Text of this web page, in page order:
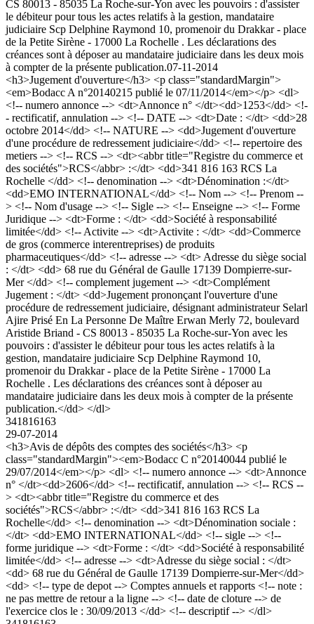
CS 80013 - 85035 La Roche-sur-Yon avec les pouvoirs : d'assister
le débiteur pour tous les actes relatifs à la gestion, mandataire
judiciaire Scp Delphine Raymond 10, promenoir du Drakkar - place
de la Petite Sirène - 17000 La Rochelle . Les déclarations des
créances sont à déposer au mandataire judiciaire dans les deux mois
à compter de la présente publication.07-11-2014
<h3>Jugement d'ouverture</h3> <p class="standardMargin">
<em>Bodacc A n°20140215 publié le 07/11/2014</em></p> <dl>
<!-- numero annonce --> <dt>Annonce n° </dt><dd>1253</dd> <!-
- rectificatif, annulation --> <!-- DATE --> <dt>Date : </dt> <dd>28
octobre 2014</dd> <!-- NATURE --> <dd>Jugement d'ouverture
d'une procédure de redressement judiciaire</dd> <!-- repertoire des
metiers --> <!-- RCS --> <dt><abbr title="Registre du commerce et
des sociétés">RCS</abbr> :</dt> <dd>341 816 163 RCS La
Rochelle </dd> <!-- denomination --> <dt>Dénomination :</dt>
<dd>EMO INTERNATIONAL</dd> <!-- Nom --> <!-- Prenom --
> <!-- Nom d'usage --> <!-- Sigle --> <!-- Enseigne --> <!-- Forme
Juridique --> <dt>Forme : </dt> <dd>Société à responsabilité
limitée</dd> <!-- Activite --> <dt>Activite : </dt> <dd>Commerce
de gros (commerce interentreprises) de produits
pharmaceutiques</dd> <!-- adresse --> <dt> Adresse du siège social
: </dt> <dd> 68 rue du Général de Gaulle 17139 Dompierre-sur-
Mer </dd> <!-- complement jugement --> <dt>Complément
Jugement : </dt> <dd>Jugement prononçant l'ouverture d'une
procédure de redressement judiciaire, désignant administrateur Selarl
Ajire Prisé En La Personne De Maître Erwan Merly 72, boulevard
Aristide Briand - CS 80013 - 85035 La Roche-sur-Yon avec les
pouvoirs : d'assister le débiteur pour tous les actes relatifs à la
gestion, mandataire judiciaire Scp Delphine Raymond 10,
promenoir du Drakkar - place de la Petite Sirène - 17000 La
Rochelle . Les déclarations des créances sont à déposer au
mandataire judiciaire dans les deux mois à compter de la présente
publication.</dd> </dl>
341816163
29-07-2014
<h3>Avis de dépôts des comptes des sociétés</h3> <p
class="standardMargin"><em>Bodacc C n°20140044 publié le
29/07/2014</em></p> <dl> <!-- numero annonce --> <dt>Annonce
n° </dt><dd>2606</dd> <!-- rectificatif, annulation --> <!-- RCS --
> <dt><abbr title="Registre du commerce et des
sociétés">RCS</abbr> :</dt> <dd>341 816 163 RCS La
Rochelle</dd> <!-- denomination --> <dt>Dénomination sociale :
</dt> <dd>EMO INTERNATIONAL</dd> <!-- sigle --> <!--
forme juridique --> <dt>Forme : </dt> <dd>Société à responsabilité
limitée</dd> <!-- adresse --> <dt>Adresse du siège social : </dt>
<dd> 68 rue du Général de Gaulle 17139 Dompierre-sur-Mer</dd>
<dd> <!-- type de depot --> Comptes annuels et rapports <!-- note :
ne pas mettre de retour a la ligne --> <!-- date de cloture --> de
l'exercice clos le : 30/09/2013 </dd> <!-- descriptif --> </dl>